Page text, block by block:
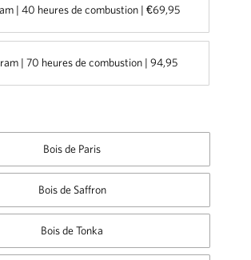
| 40 heures de combustion | €69,95
| 70 heures de combustion | 94,95
Bois de Paris
Bois de Saffron
Bois de Tonka